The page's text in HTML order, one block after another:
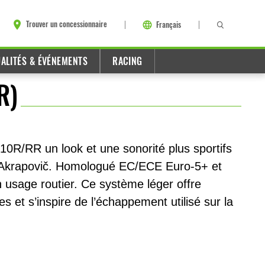
Trouver un concessionnaire Français
& ÉVÉNEMENTS RACING
RR un look et une sonorité plus sportifs
Homologué EC/ECE Euro-5+ et
usage routier. Ce système léger offre
et s’inspire de l’échappement utilisé sur la